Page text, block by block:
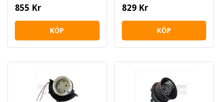
855 Kr
KÖP
829 Kr
KÖP